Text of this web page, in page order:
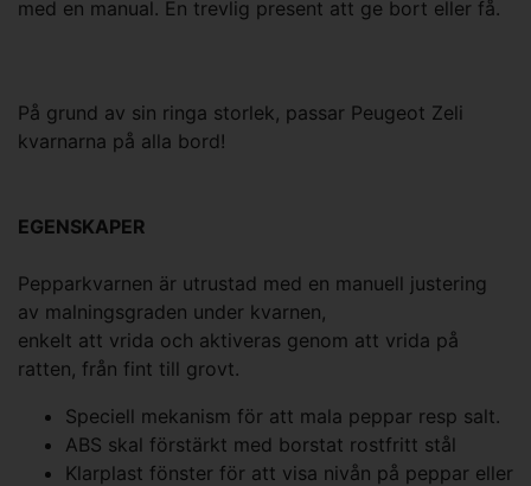
med en manual. En trevlig present att ge bort eller få.
På grund av sin ringa storlek, passar Peugeot Zeli
kvarnarna på alla bord!
EGENSKAPER
Pepparkvarnen är utrustad med en manuell justering
av malningsgraden under kvarnen,
enkelt att vrida och aktiveras genom att vrida på
ratten, från fint till grovt.
Speciell mekanism för att mala peppar resp salt.
ABS skal förstärkt med borstat rostfritt stål
Klarplast fönster för att visa nivån på peppar eller